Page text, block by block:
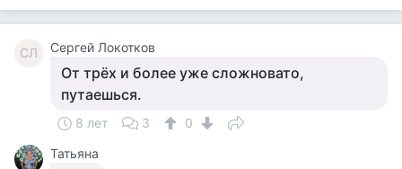
СЛ Сергей Локотков
От трёх и более уже сложновато,
путаешься.
8 лет 3
0
Татьяна